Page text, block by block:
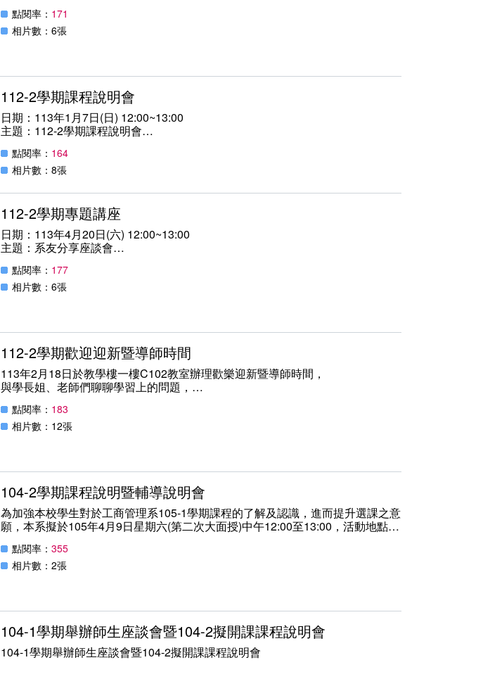
想做的事就去做，你的夢想清單是什麼？接下來的歲月裡，每年完成一項挑戰多
好，「再拖延一下，就永遠也不會做了。」快樂其實很簡單：《你要快樂，才能
點閱率： 171
相片數：6張
112-2學期課程說明會
日期：113年1月7日(日) 12:00~13:00
主題：112-2學期課程說明會
地點：本校教學樓C203教室
點閱率： 164
相片數：8張
112-2學期專題講座
日期：113年4月20日(六) 12:00~13:00
主題：系友分享座談會
地點：本校教學校C302教室
點閱率： 177
相片數：6張
112-2學期歡迎迎新暨導師時間
113年2月18日於教學樓一樓C102教室辦理歡樂迎新暨導師時間，
與學長姐、老師們聊聊學習上的問題，
點閱率： 183
相片數：12張
104-2學期課程說明暨輔導說明會
為加強本校學生對於工商管理系105-1學期課程的了解及認識，進而提升選課之意
願，本系擬於105年4月9日星期六(第二次大面授)中午12:00至13:00，活動地點為
會」。
點閱率： 355
相片數：2張
104-1學期舉辦師生座談會暨104-2擬開課課程說明會
104-1學期舉辦師生座談會暨104-2擬開課課程說明會